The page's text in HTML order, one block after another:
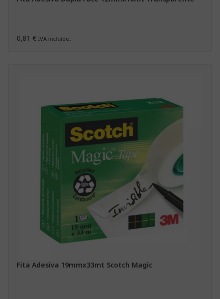
0,81 € IVA incluído.
Fita Adesiva 19mmx33mt Scotch Magic